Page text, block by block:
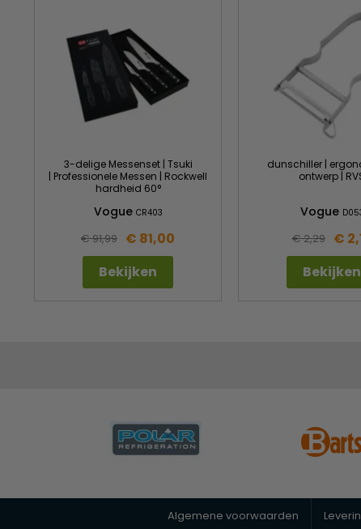
3-delige Messenset | Tsuki
| Professionele Messen | Rockwell
hardheid 60°
Vogue CR403
€ 91,99 € 81,00
Bekijken
dunschiller |
ontwerp |
Vogue
€ 2,29
€
Bekijken
Algemene voorwaarden